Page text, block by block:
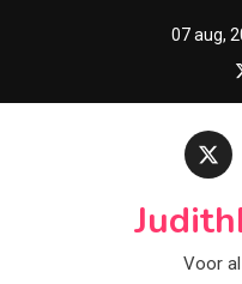
07 aug,
Voor